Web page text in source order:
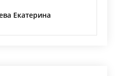
Екатерина